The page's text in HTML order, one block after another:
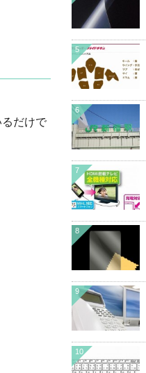
だけで
5
6
7
8
9
10